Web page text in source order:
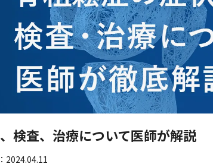
検査、治療について医師が解説
2024.04.11